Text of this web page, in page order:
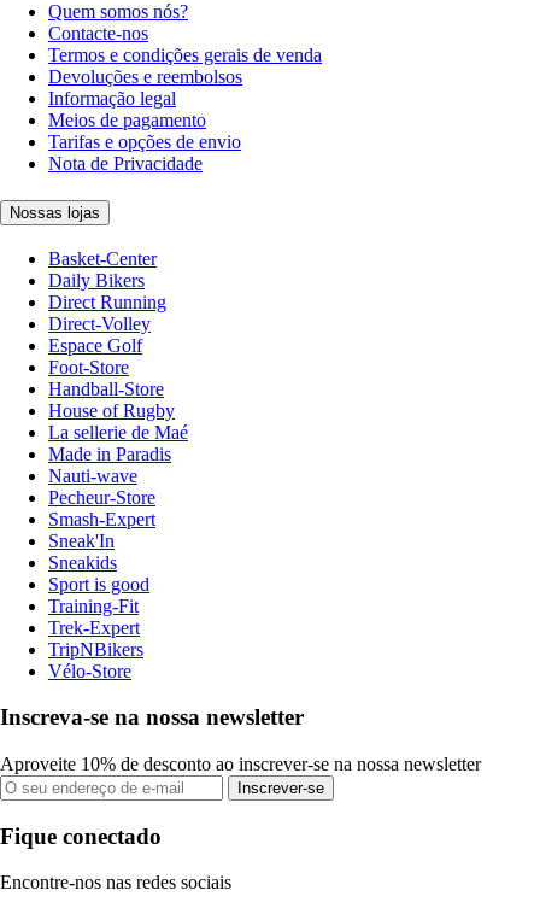
Quem somos nós?
Contacte-nos
Termos e condições gerais de venda
Devoluções e reembolsos
Informação legal
Meios de pagamento
Tarifas e opções de envio
Nota de Privacidade
Nossas lojas
Basket-Center
Daily Bikers
Direct Running
Direct-Volley
Espace Golf
Foot-Store
Handball-Store
House of Rugby
La sellerie de Maé
Made in Paradis
Nauti-wave
Pecheur-Store
Smash-Expert
Sneak'In
Sneakids
Sport is good
Training-Fit
Trek-Expert
TripNBikers
Vélo-Store
Inscreva-se na nossa newsletter
Aproveite 10% de desconto ao inscrever-se na nossa newsletter
Inscrever-se
Fique conectado
Encontre-nos nas redes sociais